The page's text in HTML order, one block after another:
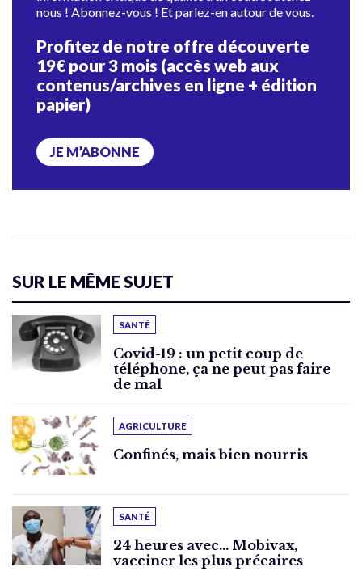
nous ! Abonnez-vous ! Et parlez-en autour de vous.
Profitez de notre offre découverte
19€ pour 3 mois (accès web aux
contenus/archives en ligne + édition
papier)
JE M’ABONNE
SUR LE MÊME SUJET
SANTÉ
Covid-19 : un petit coup de
téléphone, ça ne peut pas faire
de mal
AGRICULTURE
Confinés, mais bien nourris
SANTÉ
24 heures avec… Mobivax,
vacciner les plus précaires